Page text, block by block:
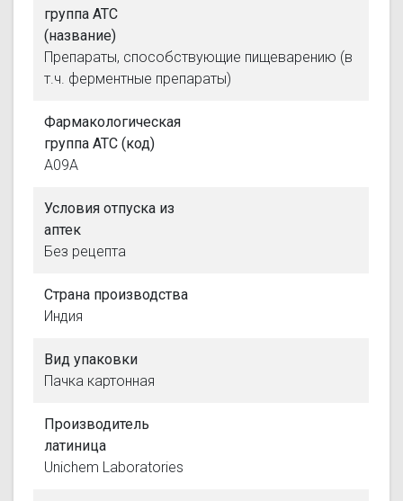
группа АТС
(название)
Препараты, способствующие пищеварению (в
т.ч. ферментные препараты)
Фармакологическая
группа АТС (код)
A09A
Условия отпуска из
аптек
Без рецепта
Страна производства
Индия
Вид упаковки
Пачка картонная
Производитель
латиница
Unichem Laboratories